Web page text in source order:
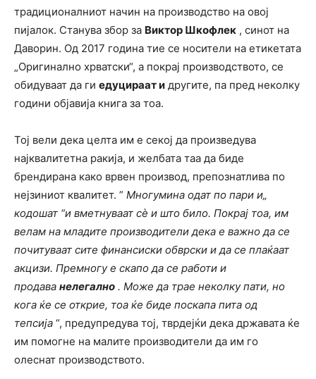
традиционалниот начин на производство на овој
пијалок. Станува збор за Виктор Шкофлек , синот на
Даворин. Од 2017 година тие се носители на етикетата
„Оригинално хрватски“, а покрај производството, се
обидуваат да ги едуцираат и другите, па пред неколку
години објавија книга за тоа.
Тој вели дека целта им е секој да произведува
најквалитетна ракија, и желбата таа да биде
брендирана како врвен производ, препознатлива по
нејзиниот квалитет. ” Многумина одат по пари и„
кодошат “и вметнуваат сè и што било. Покрај тоа, им
велам на младите производители дека е важно да се
почитуваат сите финансиски обврски и да се плаќаат
акцизи. Премногу е скапо да се работи и
продава нелегално . Може да трае неколку пати, но
кога ќе се открие, тоа ќе биде поскапа пита од
тепсија “, предупредува тој, тврдејќи дека државата ќе
им помогне на малите производители да им го
олеснат производството.